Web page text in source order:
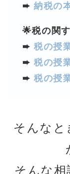
➨納税の
🌟税の関
➨税の授
➨税の授
➨税の授
そんなと
そんな相